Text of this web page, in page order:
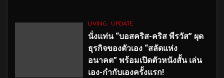
LIVING UPDATE
นั่งแท่น “บอสคริส-คริส พีรวัส” ผุด
ธุรกิจของตัวเอง “สลัดแห่ง
อนาคต” พร้อมเปิดตัวหนังสั้น เล่น
เอง-กำกับเองครั้งแรก!